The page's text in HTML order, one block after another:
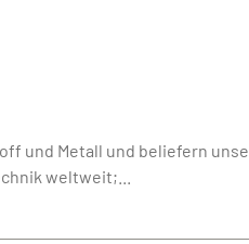
und Metall und beliefern
weltweit;...